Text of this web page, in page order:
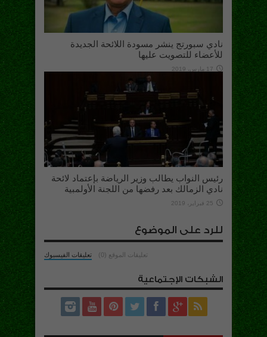
نادي سبورتج ينشر مسودة اللائحة الجديدة
للأعضاء للتصويت عليها
17 مارس، 2019
رئيس النواب يطالب وزير الرياضة بإعتماد لائحة
نادي الزمالك بعد رفضها من اللجنة الأولمبية
25 فبراير، 2019
للرد على الموضوع
تعليقات الفيسبوك تعليقات الموقع (0)
الشبكات الإجتماعية